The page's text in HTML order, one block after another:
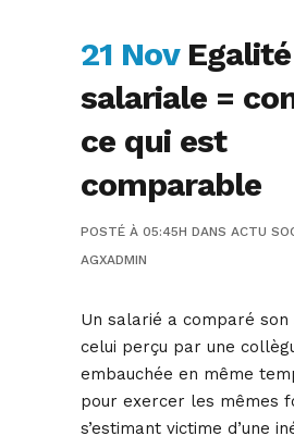
21 NovEgalité
salariale =
ce qui est
comparable
POSTÉ À 05:45H DANS ACTU
AGXADMIN
Un salarié a comparé
celui perçu par une
embauchée en même
pour exercer les mêmes
s’estimant victime d’une